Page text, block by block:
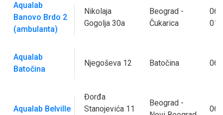
Aqualab
Banovo Brdo 2
(ambulanta)
Nikolaja
Gogolja 30a
Beograd -
Čukarica
Aqualab
Batočina
Njegoševa 12 Batočina
Aqualab Belville
Đorđa
Stanojevića 11
Beograd -